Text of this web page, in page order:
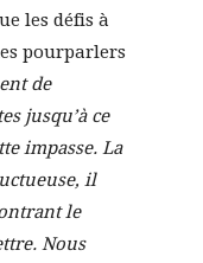
les défis à
pourparlers
de
jusqu’à ce
impasse. La
il
le
Nous